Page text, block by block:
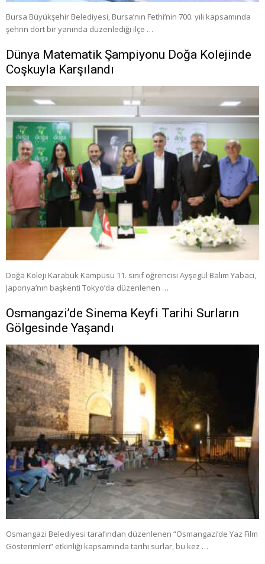
Bursa Büyükşehir Belediyesi, Bursa’nın Fethi’nin 700. yılı kapsamında
şehrin dört bir yanında düzenlediği ilçe …
Dünya Matematik Şampiyonu Doğa Kolejinde
Coşkuyla Karşılandı
Doğa Koleji Karabük Kampüsü 11. sınıf öğrencisi Ayşegül Balım Yabacı,
Japonya’nın başkenti Tokyo’da düzenlenen …
Osmangazi’de Sinema Keyfi Tarihi Surların
Gölgesinde Yaşandı
Osmangazi Belediyesi tarafından düzenlenen “Osmangazi’de Yaz Film
Gösterimleri” etkinliği kapsamında tarihi surlar, bu kez …